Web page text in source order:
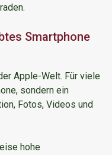
Smartphone
Apple-Welt. Für viele
sondern ein
Fotos, Videos und
hohe